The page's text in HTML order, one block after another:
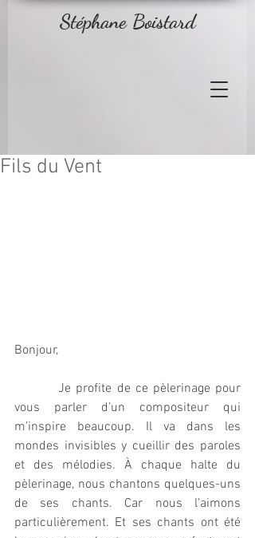
Stéphane Boistard
Fils du Vent
Bonjour,
Je profite de ce pèlerinage pour
vous parler d’un compositeur qui
m’inspire beaucoup. Il va dans les
mondes invisibles y cueillir des paroles
et des mélodies. À chaque halte du
pèlerinage, nous chantons quelques-uns
de ses chants. Car nous l’aimons
particulièrement. Et ses chants ont été